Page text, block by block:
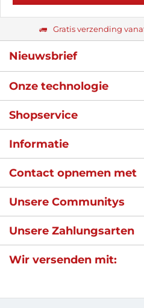
Gratis verzending
Nieuwsbrief
Onze technologie
Shopservice
Informatie
Contact opnemen met
Unsere Communitys
Unsere Zahlungsarten
Wir versenden mit: